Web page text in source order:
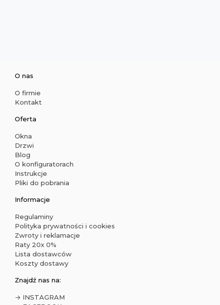
O nas
O firmie
Kontakt
Oferta
Okna
Drzwi
Blog
O konfiguratorach
Instrukcje
Pliki do pobrania
Informacje
Regulaminy
Polityka prywatności i cookies
Zwroty i reklamacje
Raty 20x 0%
Lista dostawców
Koszty dostawy
Znajdź nas na:
→ INSTAGRAM